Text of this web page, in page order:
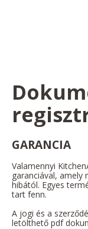
GARANCIA
Valamennyi
garanciával, amely
hibától. Egyes
tart fenn.
A jogi és a
letölthető pdf